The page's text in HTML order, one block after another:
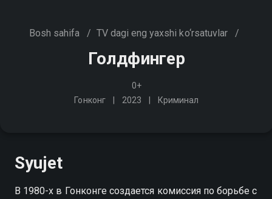
Bosh sahifa / TV dagi eng yaxshi ko‘rsatuvlar /
Голдфингер
0+
Гонконг
2023 Криминал
Syujet
В 1980-х в Гонконге создается комиссия по борьбе с